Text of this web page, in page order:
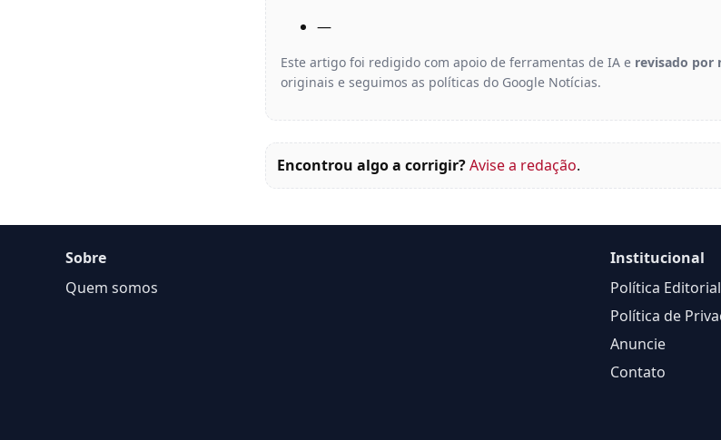
—
Este artigo foi redigido com apoio de ferramentas de IA e revisado por
originais e seguimos as políticas do Google Notícias.
Encontrou algo a corrigir?Avise a redação.
Sobre
Quem somos
Institucional
Política Editorial
Política de
Anuncie
Contato